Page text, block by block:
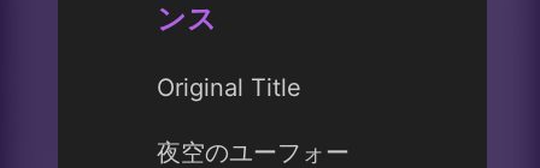
ンス
Original Title
夜空のユーフォー